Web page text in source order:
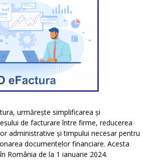
urmărește simplificarea și
de facturare între firme, reducerea
administrative și timpului necesar pentru
documentelor financiare. Acesta
România de la 1 ianuarie 2024.